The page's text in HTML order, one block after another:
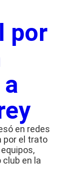
por
en redes
por el trato
en la